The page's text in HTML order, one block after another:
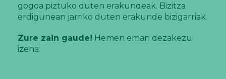
gogoa piztuko duten erakundeak. Bizitza
erdigunean jarriko duten erakunde bizigarriak.
Zure zain gaude! Hemen eman dezakezu
izena: